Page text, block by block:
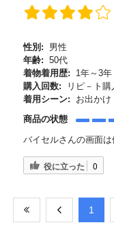
性別:
男性
年齢: 50代
着物着用歴:
1年～3年
購入回数:
リピ－ト購
着用シーン:
お出かけ
商品の状態
バイセルさんの画面
役に立った 0
​1